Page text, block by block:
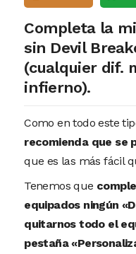
Completa la
sin Devil
(cualquier dif.
infierno).
Como en todo este
recomienda que se
que es las más fácil
Tenemos que
equipados ningún
quitarnos todo el
pestaña